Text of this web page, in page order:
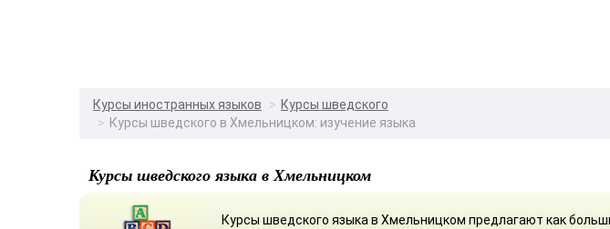
Курсы иностранных языков
Курсы шведского
Курсы шведского в Хмельницком: изучение языка
Курсы шведского языка в Хмельницком
Курсы шведского языка в Хмельницком предлагают как